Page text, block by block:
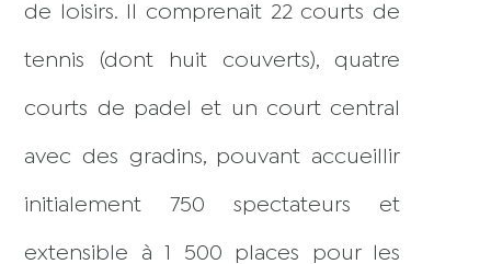
de loisirs. Il comprenait 22 courts de
tennis (dont huit couverts), quatre
courts de padel et un court central
avec des gradins, pouvant accueillir
initialement 750 spectateurs et
extensible à 1 500 places pour les